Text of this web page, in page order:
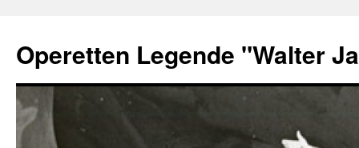
content
Operetten Legende "Walter